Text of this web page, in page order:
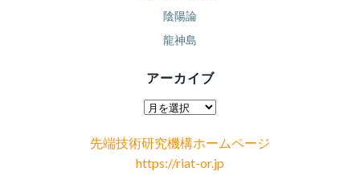
陰陽論
龍神島
アーカイブ
ア
カ
イ
先端技術研究機構ホームページ
https://riat-or.jp